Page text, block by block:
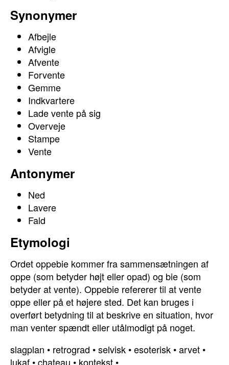
Synonymer
Afbejle
Afvigle
Afvente
Forvente
Gemme
Indkvartere
Lade vente på sig
Overveje
Stampe
Vente
Antonymer
Ned
Lavere
Fald
Etymologi
Ordet oppebie kommer fra sammensætningen af
oppe (som betyder højt eller opad) og bie (som
betyder at vente). Oppebie refererer til at vente
oppe eller på et højere sted. Det kan bruges i
overført betydning til at beskrive en situation, hvor
man venter spændt eller utålmodigt på noget.
slagplan • retrograd •selvisk •esoterisk •arvet •
lukaf •chateau • kontekst •